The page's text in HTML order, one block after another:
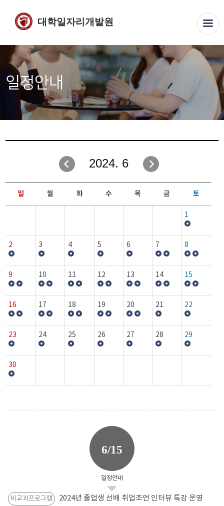
대학일자리개발원
일정안내
2024. 6
일 월 화 수 목 금 토
1
2 3 4 5 6 7 8
9 10 11 12 13 14 15
16 17 18 19 20 21 22
23 24 25 26 27 28 29
30
6/15
일정안내
비교과프로그램 2024년 졸업생 선배 취업조언 인터뷰 특강 운영